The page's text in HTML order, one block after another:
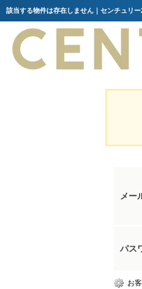
該当する物件は存在しません｜センチュリ
メー
パス
お